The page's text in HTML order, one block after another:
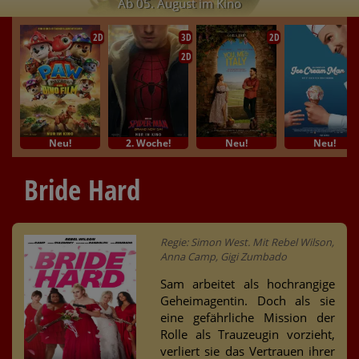
2D
Neu!
3D
2D
2. Woche!
2D
Neu! Neu!
Bride Hard
Regie: Simon West. Mit Rebel Wilson,
Anna Camp, Gigi Zumbado
Sam arbeitet als hochrangige
Geheimagentin. Doch als sie
eine gefährliche Mission der
Rolle als Trauzeugin vorzieht,
verliert sie das Vertrauen ihrer